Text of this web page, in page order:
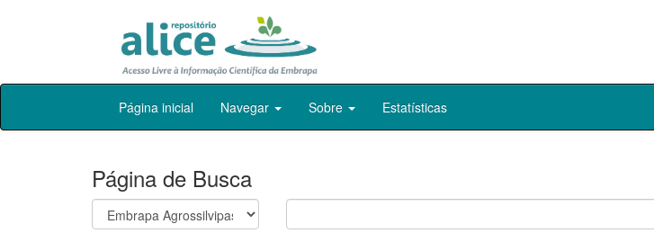
Skip
Página inicial Navegar Sobre Estatísticas
Página de Busca